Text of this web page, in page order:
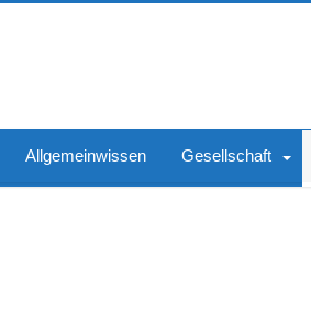
Allgemeinwissen Gesellschaft